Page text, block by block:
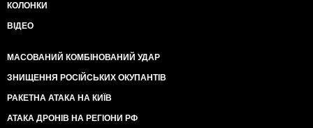
КОЛОНКИ
ВІДЕО
МАСОВАНИЙ КОМБІНОВАНИЙ УДАР
ЗНИЩЕННЯ РОСІЙСЬКИХ ОКУПАНТІВ
РАКЕТНА АТАКА НА КИЇВ
АТАКА ДРОНІВ НА РЕГІОНИ РФ